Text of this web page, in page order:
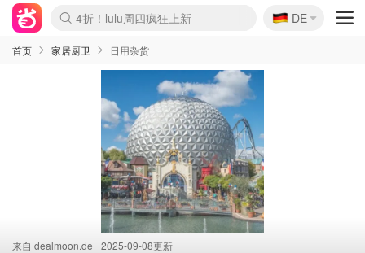
Boticinal 夏促开抢！
4折！lulu周四疯狂上新
还没结束！&OtherStories大促
Joybuy变相75折 随时失效
速领！Stanley独家85折
疑似霸哥！Camper额外叠85折
Zalando 奥莱闪促！每日更新
Moncler反季囤！5折起+叠9折
Coach Brooklyn仅€192
🇩🇪
DE
首页 家居厨卫 日用杂货
来自 dealmoon.de 2025-09-08更新